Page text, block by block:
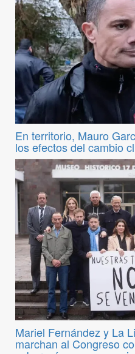
En territorio, Mauro
los efectos del cambio
Mariel Fernández y La
marchan al Congreso